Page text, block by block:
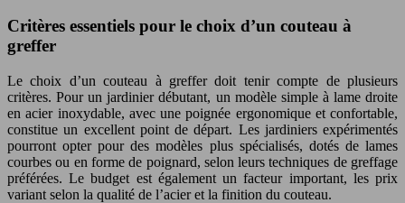
Critères essentiels pour le choix d’un couteau à
greffer
Le choix d’un couteau à greffer doit tenir compte de plusieurs
critères. Pour un jardinier débutant, un modèle simple à lame droite
en acier inoxydable, avec une poignée ergonomique et confortable,
constitue un excellent point de départ. Les jardiniers expérimentés
pourront opter pour des modèles plus spécialisés, dotés de lames
courbes ou en forme de poignard, selon leurs techniques de greffage
préférées. Le budget est également un facteur important, les prix
variant selon la qualité de l’acier et la finition du couteau.